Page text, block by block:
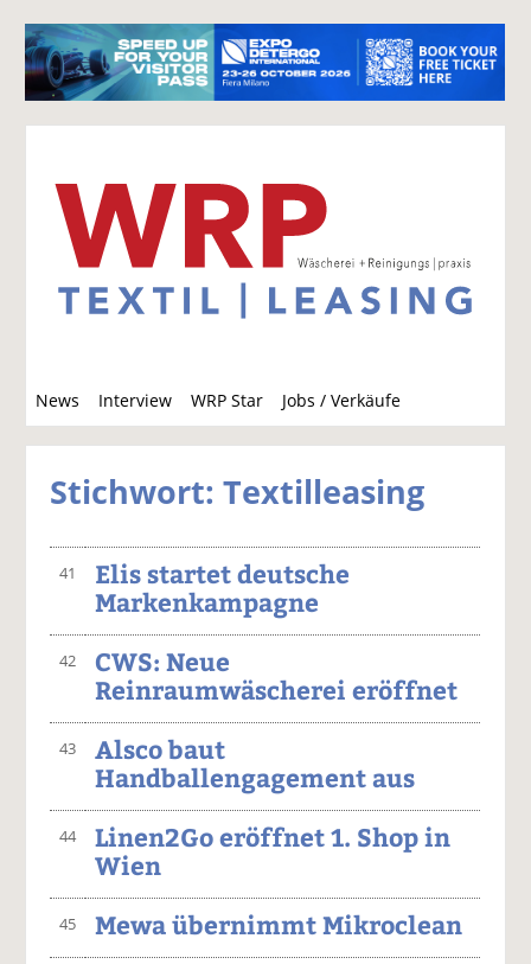
News Interview WRP Star Jobs / Verkäufe
u
c
Stichwort: Textilleasing
41
Elis startet deutsche
Markenkampagne
42
CWS: Neue
Reinraumwäscherei eröffnet
43
Alsco baut
Handballengagement aus
44
Linen2Go eröffnet 1. Shop in
Wien
45 Mewa übernimmt Mikroclean